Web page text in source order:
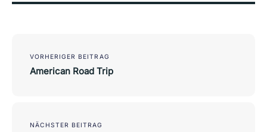
navigation
VORHERIGER BEITRAG
American Road Trip
NÄCHSTER BEITRAG